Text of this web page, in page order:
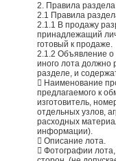
2. Правила
2.1 Правила
2.1.1 В продажу
принадлежащий
готовый к продаже.
2.1.2 Объявление о
иного лота должно
разделе, и
 Наименование
предлагаемого к
изготовитель,
отдельных узлов,
расходных
информации).
 Описание лота.
 Фотографии лота,